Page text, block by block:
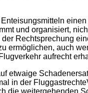
und organisiert,
Rechtsprechung
ermöglichen, auch
aufrecht
etwaige
in der
die weitergehenden